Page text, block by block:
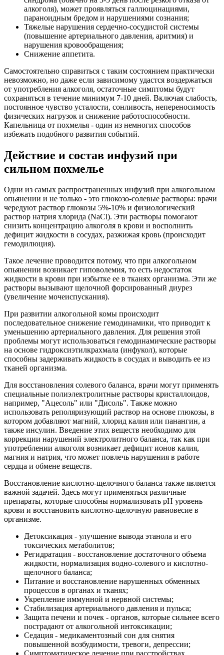
алкоголя), может проявляться галлюцинациями,
параноидным бредом и нарушениями сознания;
Тяжелые нарушения сердечно-сосудистой системы
(повышение артериального давления, аритмия) и
нарушения кровообращения;
Снижение аппетита.
Самостоятельно справиться с таким состоянием практически
невозможно, но даже если зависимому удастся воздержаться
от употребления алкоголя, остаточные симптомы будут
сохраняться в течение минимум 7-10 дней. Включая слабость,
постоянное чувство усталости, сонливость, непереносимость
физических нагрузок и снижение работоспособности.
Капельница от похмелья - один из немногих способов
избежать подобного развития событий.
Действие и состав инфузий при
сильном похмелье
Одни из самых распространенных инфузий при алкогольном
опьянении и не только - это глюкозо-солевые растворы: врачи
чередуют раствор глюкозы 5%-10% и физиологический
раствор натрия хлорида (NaCl). Эти растворы помогают
снизить концентрацию алкоголя в крови и восполнить
дефицит жидкости в сосудах, разжижая кровь (происходит
гемодилюция).
Такое лечение проводится потому, что при алкогольном
опьянении возникает гиповолемия, то есть недостаток
жидкости в крови при избытке ее в тканях организма. Эти же
растворы вызывают щелочной форсированный диурез
(увеличение мочеиспускания).
При развитии алкогольной комы происходит
последовательное снижение гемодинамики, что приводит к
уменьшению артериального давления. Для решения этой
проблемы могут использоваться гемодинамические растворы
на основе гидроксиэтилкрахмала (инфукол), которые
способны задерживать жидкость в сосудах и выводить ее из
тканей организма.
Для восстановления солевого баланса, врачи могут применять
специальные полиэлектролитные растворы кристаллоидов,
например, "Ацесоль" или "Дисоль". Также можно
использовать реполяризующий раствор на основе глюкозы, в
котором добавляют магний, хлорид калия или панангин, а
также инсулин. Введение этих веществ необходимо для
коррекции нарушений электролитного баланса, так как при
употреблении алкоголя возникает дефицит ионов калия,
магния и натрия, что может повлечь нарушения в работе
сердца и обмене веществ.
Восстановление кислотно-щелочного баланса также является
важной задачей. Здесь могут применяться различные
препараты, которые способны нормализовать pH уровень
крови и восстановить кислотно-щелочную равновесие в
организме.
Детоксикация - улучшение вывода этанола и его
токсических метаболитов;
Регидратация - восстановление достаточного объема
жидкости, нормализация водно-солевого и кислотно-
щелочного баланса;
Питание и восстановление нарушенных обменных
процессов в органах и тканях;
Укрепление иммунной и нервной системы;
Стабилизация артериального давления и пульса;
Защита печени и почек - органов, которые сильнее всего
пострадают от алкогольной интоксикации;
Седация - медикаментозный сон для снятия
повышенной возбудимости, тревоги, депрессии;